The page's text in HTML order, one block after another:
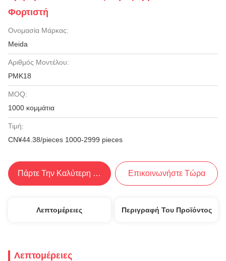
Φορτιστή
Ονομασία Μάρκας:
Meida
Αριθμός Μοντέλου:
PMK18
MOQ:
1000 κομμάτια
Τιμή:
CN¥44.38/pieces 1000-2999 pieces
Πάρτε Την Καλύτερη Τιμή Επικοινωνήστε Τώρα
Λεπτομέρειες Περιγραφή Του Προϊόντος
Λεπτομέρειες